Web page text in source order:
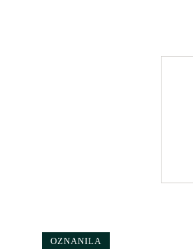
OZNANILA